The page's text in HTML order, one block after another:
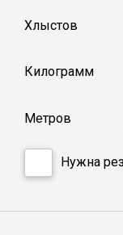
Хлыстов
Килограмм
Метров
Нужна